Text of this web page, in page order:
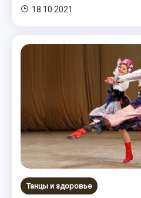
18.10.2021
Танцы и здоровье